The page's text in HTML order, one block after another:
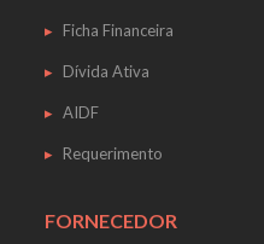
Ficha Financeira
Dívida Ativa
AIDF
Requerimento
FORNECEDOR